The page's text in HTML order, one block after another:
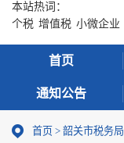
本站热词：
个税 增值税 小微企业
首页
通知公告
首页 > 韶关市税务局